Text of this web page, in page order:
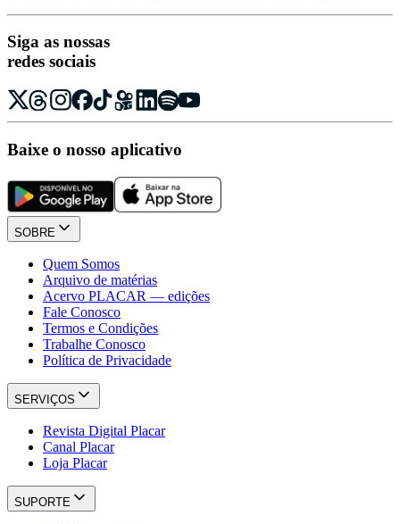
Siga as nossas
redes sociais
Baixe o nosso aplicativo
SOBRE
Quem Somos
Arquivo de matérias
Acervo PLACAR — edições
Fale Conosco
Termos e Condições
Trabalhe Conosco
Política de Privacidade
SERVIÇOS
Revista Digital Placar
Canal Placar
Loja Placar
SUPORTE